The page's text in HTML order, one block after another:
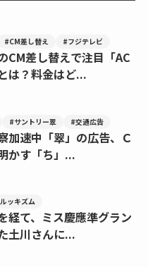
#CM差し替え #フジテレビ
CM差し替えで注目「AC
は？料金はど...
#サントリー翠 #交通広告
加速中「翠」の広告、Ｃ
かす「ち」...
ッキズム
経て、ミス慶應準グラン
土川さんに...